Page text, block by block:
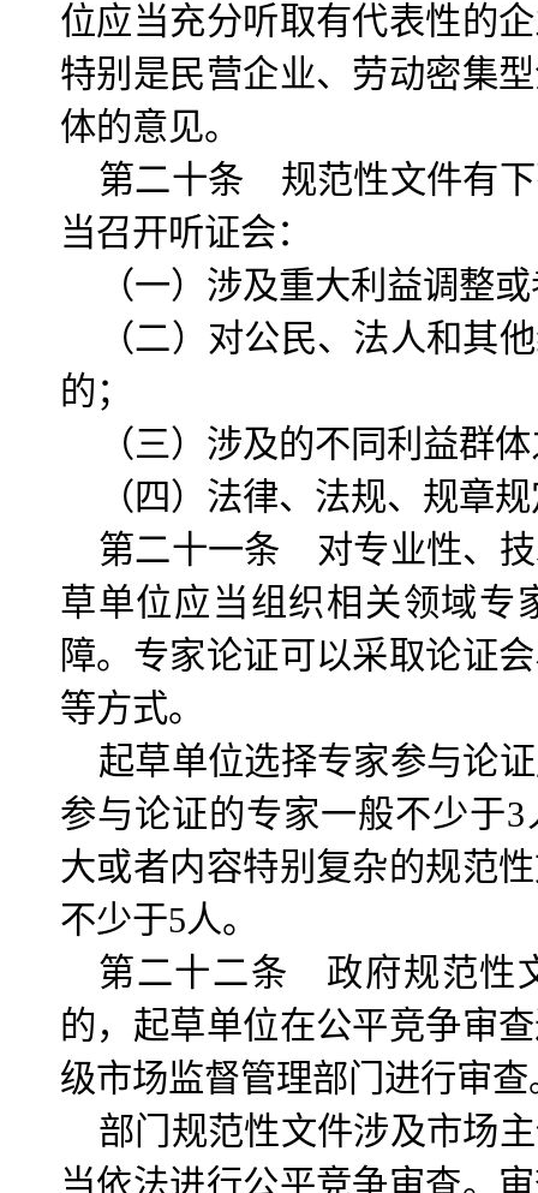
位应当充分听取有代表性的
特别是民营企业、劳动密集
体的意见。
第二十条 规范性文件有
当召开听证会：
（一）涉及重大利益调整
（二）对公民、法人和其
的；
（三）涉及的不同利益群
（四）法律、法规、规章
第二十一条 对专业性、
草单位应当组织相关领域专
障。专家论证可以采取论证
等方式。
起草单位选择专家参与论
参与论证的专家一般不少于
大或者内容特别复杂的规范
不少于5人。
第二十二条 政府规范性
的，起草单位在公平竞争审
级市场监督管理部门进行审查
部门规范性文件涉及市场
当依法进行公平竞争审查。